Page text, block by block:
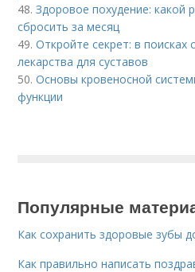
48.Здоровое похудение: какой
сбросить за месяц
49.Откройте секрет: в поисках
лекарства для суставов
50.Основы кровеносной
функции
Популярные
Как сохранить здоровые зубы
Как правильно написать